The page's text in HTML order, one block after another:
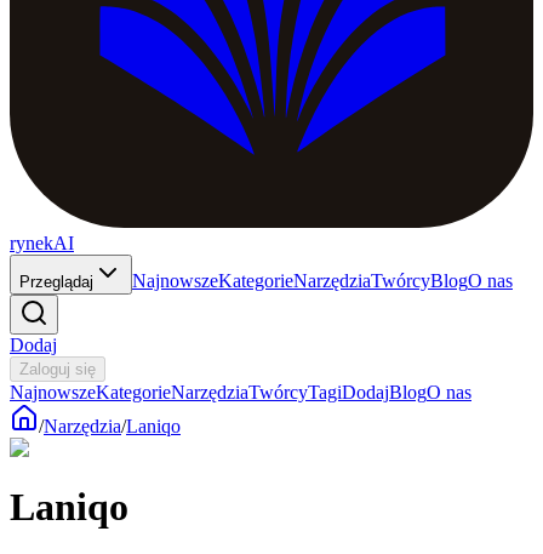
rynekAI
Przeglądaj NajnowszeKategorieNarzędziaTwórcyBlogO nas
Dodaj
Zaloguj się
NajnowszeKategorieNarzędziaTwórcyTagiDodajBlogO nas
/Narzędzia/Laniqo
Laniqo